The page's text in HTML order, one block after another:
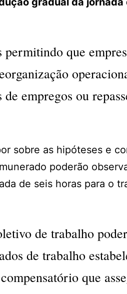
que
empregos ou
sobre as hipóteses e
poderão
de seis horas para o
de trabalho
de trabalho
que